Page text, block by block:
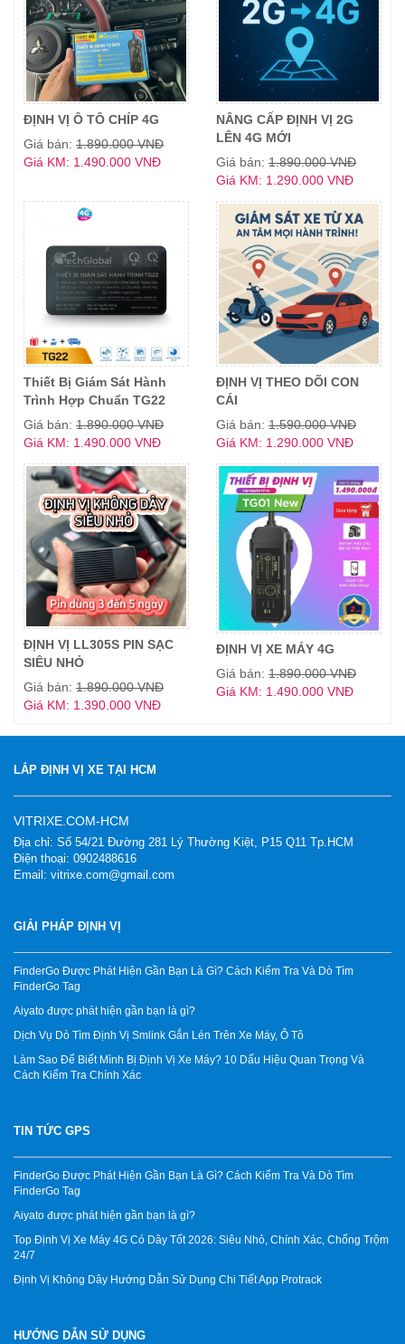
ĐỊNH VỊ Ô TÔ CHÍP 4G
Giá bán: 1.890.000 VNĐ
Giá KM: 1.490.000 VNĐ
NÂNG CẤP ĐỊNH VỊ 2G
LÊN 4G MỚI
Giá bán: 1.890.000 VNĐ
Giá KM: 1.290.000 VNĐ
Thiết Bị Giám Sát Hành
Trình Hợp Chuẩn TG22
Giá bán: 1.890.000 VNĐ
Giá KM: 1.490.000 VNĐ
ĐỊNH VỊ THEO DÕI CON
CÁI
Giá bán: 1.590.000 VNĐ
Giá KM: 1.290.000 VNĐ
ĐỊNH VỊ LL305S PIN SẠC
SIÊU NHỎ
Giá bán: 1.890.000 VNĐ
Giá KM: 1.390.000 VNĐ
ĐỊNH VỊ XE MÁY 4G
Giá bán: 1.890.000 VNĐ
Giá KM: 1.490.000 VNĐ
LẮP ĐỊNH VỊ XE TẠI HCM
VITRIXE.COM-HCM
Địa chỉ: Số 54/21 Đường 281 Lý Thường Kiệt, P15 Q11 Tp.HCM
Điện thoại: 0902488616
Email: vitrixe.com@gmail.com
GIẢI PHÁP ĐỊNH VỊ
FinderGo Được Phát Hiện Gần Bạn Là Gì? Cách Kiểm Tra Và Dò Tìm
FinderGo Tag
Aiyato được phát hiện gần bạn là gì?
Dịch Vụ Dò Tìm Định Vị Smlink Gắn Lén Trên Xe Máy, Ô Tô
Làm Sao Để Biết Mình Bị Định Vị Xe Máy? 10 Dấu Hiệu Quan Trọng Và
Cách Kiểm Tra Chính Xác
TIN TỨC GPS
FinderGo Được Phát Hiện Gần Bạn Là Gì? Cách Kiểm Tra Và Dò Tìm
FinderGo Tag
Aiyato được phát hiện gần bạn là gì?
Top Định Vị Xe Máy 4G Có Dây Tốt 2026: Siêu Nhỏ, Chính Xác, Chống Trộm
24/7
Định Vị Không Dây Hướng Dẫn Sử Dụng Chi Tiết App Protrack
HƯỚNG DẪN SỬ DỤNG